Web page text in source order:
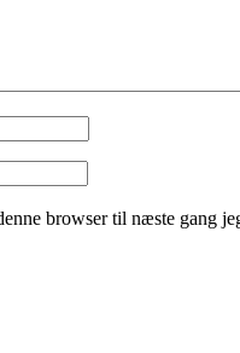
browser til næste gang